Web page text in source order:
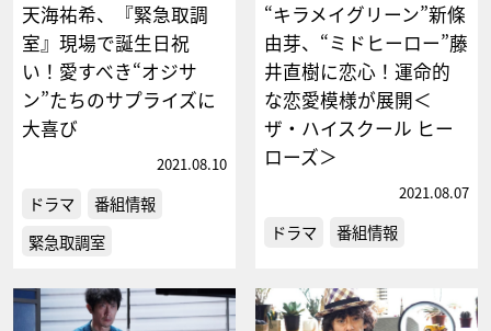
天海祐希、『緊急取調
室』現場で誕生日祝
い！愛すべき“オジサ
ン”たちのサプライズに
大喜び
2021.08.10
ドラマ
番組情報
緊急取調室
“キラメイグリーン”新條
由芽、“ミドヒーロー”藤
井直樹に恋心！運命的
な恋愛模様が展開＜
ザ・ハイスクール ヒー
ローズ＞
2021.08.07
ドラマ 番組情報